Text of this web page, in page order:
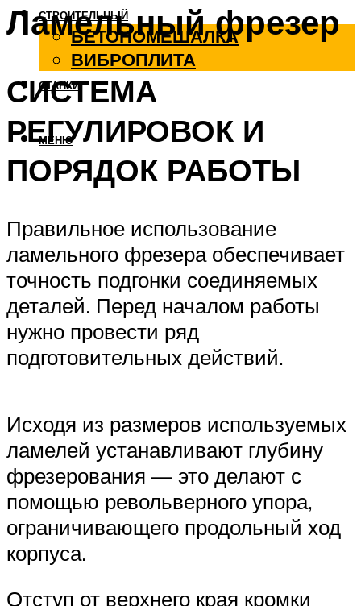
СТРОИТЕЛЬНЫЙ
БЕТОНОМЕШАЛКА
ВИБРОПЛИТА
СТАНКИ
МЕНЮ
Ламельный фрезер
СИСТЕМА
РЕГУЛИРОВОК И
ПОРЯДОК РАБОТЫ
Правильное использование
ламельного фрезера обеспечивает
точность подгонки соединяемых
деталей. Перед началом работы
нужно провести ряд
подготовительных действий.
Исходя из размеров используемых
ламелей устанавливают глубину
фрезерования — это делают с
помощью револьверного упора,
ограничивающего продольный ход
корпуса.
Отступ от верхнего края кромки